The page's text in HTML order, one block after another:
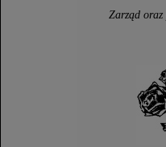
Zarząd oraz